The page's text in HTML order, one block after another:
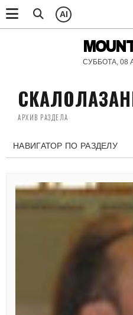
AI
СУББОТА, 08
АРХИВ РАЗДЕЛА
НАВИГАТОР ПО РАЗДЕЛУ